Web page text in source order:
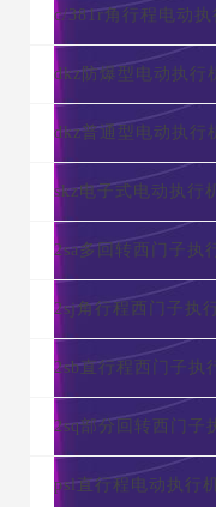
c/381r角行程电动执
dkz防爆型电动执行
dkz普通型电动执行
skz电子式电动执行
2sa多回转西门子执
2sj角行程西门子执
2sb直行程西门子执
2sq部分回转西门子
psl直行程电动执行